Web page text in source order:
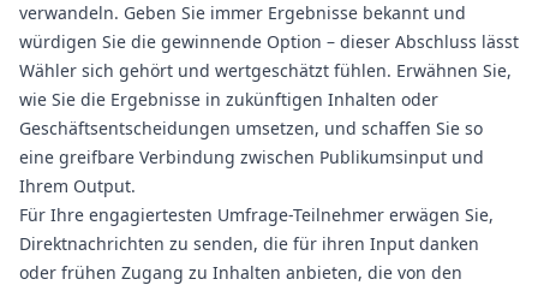
verwandeln. Geben Sie immer Ergebnisse bekannt und
würdigen Sie die gewinnende Option – dieser Abschluss lässt
Wähler sich gehört und wertgeschätzt fühlen. Erwähnen Sie,
wie Sie die Ergebnisse in zukünftigen Inhalten oder
Geschäftsentscheidungen umsetzen, und schaffen Sie so
eine greifbare Verbindung zwischen Publikumsinput und
Ihrem Output.
Für Ihre engagiertesten Umfrage-Teilnehmer erwägen Sie,
Direktnachrichten zu senden, die für ihren Input danken
oder frühen Zugang zu Inhalten anbieten, die von den